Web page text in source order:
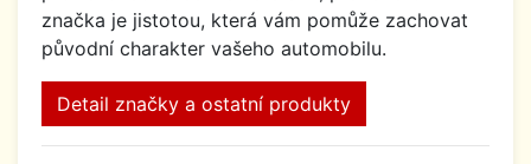
značka je jistotou, která vám pomůže zachovat
původní charakter vašeho automobilu.
Detail značky a ostatní produkty